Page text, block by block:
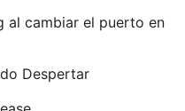
al cambiar el puerto en
Despertar